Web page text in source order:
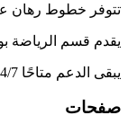
تتوفر خطوط رهان
يقدم قسم الرياضة بونص ترحيب
يبقى الدعم متاحًا 24/7 عبر الدردشة والبريد، مع تطبيق لأندرويد و iOS.
صفحات